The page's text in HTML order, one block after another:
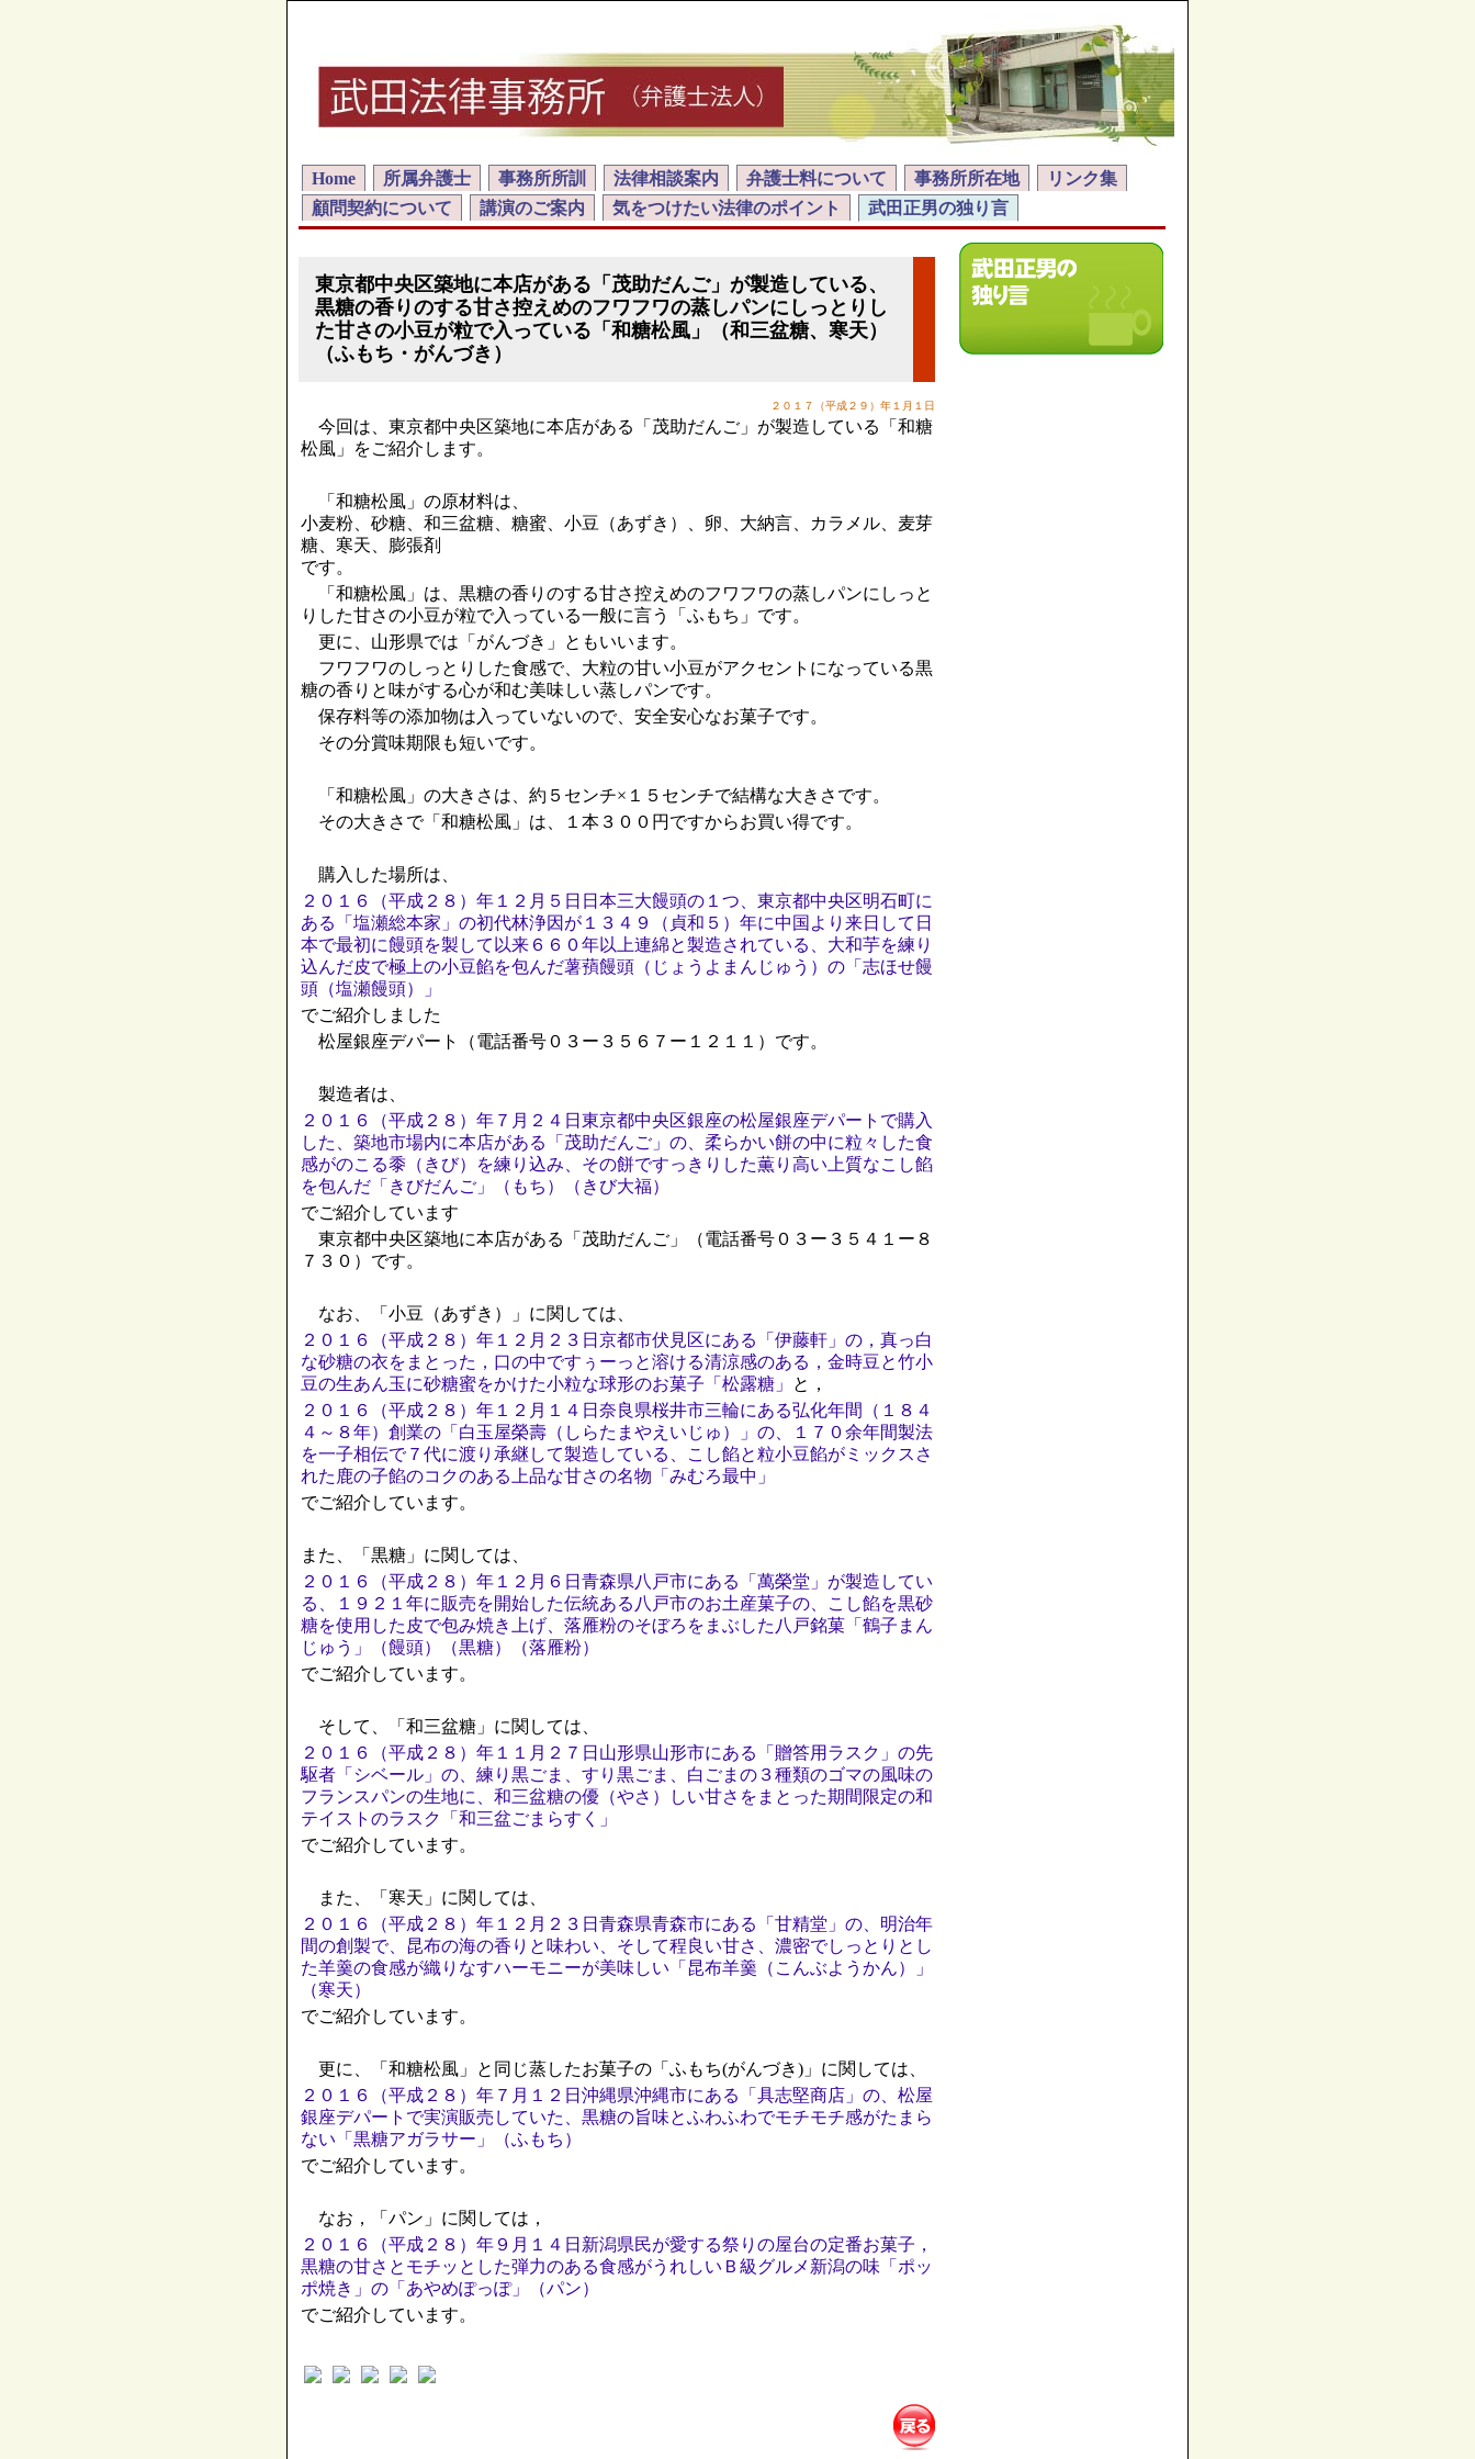
Home 所属弁護士 事務所所訓 法律相談案内 弁護士料について 事務所所在地
リンク集
顧問契約について
講演のご案内 気をつけたい法律のポイント 武田正男の独り言
東京都中央区築地に本店がある「茂助だんご」が製造している、
黒糖の香りのする甘さ控えめのフワフワの蒸しパンにしっとりし
た甘さの小豆が粒で入っている「和糖松風」（和三盆糖、寒天）
（ふもち・がんづき）
２０１７（平成２９）年１月１日
今回は、東京都中央区築地に本店がある「茂助だんご」が製造している「和糖
松風」をご紹介します。
「和糖松風」の原材料は、
小麦粉、砂糖、和三盆糖、糖蜜、小豆（あずき）、卵、大納言、カラメル、麦芽
糖、寒天、膨張剤
です。
「和糖松風」は、黒糖の香りのする甘さ控えめのフワフワの蒸しパンにしっと
りした甘さの小豆が粒で入っている一般に言う「ふもち」です。
更に、山形県では「がんづき」ともいいます。
フワフワのしっとりした食感で、大粒の甘い小豆がアクセントになっている黒
糖の香りと味がする心が和む美味しい蒸しパンです。
保存料等の添加物は入っていないので、安全安心なお菓子です。
その分賞味期限も短いです。
「和糖松風」の大きさは、約５センチ×１５センチで結構な大きさです。
その大きさで「和糖松風」は、１本３００円ですからお買い得です。
購入した場所は、
２０１６（平成２８）年１２月５日日本三大饅頭の１つ、東京都中央区明石町に
ある「塩瀬総本家」の初代林浄因が１３４９（貞和５）年に中国より来日して日
本で最初に饅頭を製して以来６６０年以上連綿と製造されている、大和芋を練り
込んだ皮で極上の小豆餡を包んだ薯蕷饅頭（じょうよまんじゅう）の「志ほせ饅
頭（塩瀬饅頭）」
でご紹介しました
松屋銀座デパート（電話番号０３ー３５６７ー１２１１）です。
製造者は、
２０１６（平成２８）年７月２４日東京都中央区銀座の松屋銀座デパートで購入
した、築地市場内に本店がある「茂助だんご」の、柔らかい餅の中に粒々した食
感がのこる黍（きび）を練り込み、その餅ですっきりした薫り高い上質なこし餡
を包んだ「きびだんご」（もち）（きび大福）
でご紹介しています
東京都中央区築地に本店がある「茂助だんご」（電話番号０３ー３５４１ー８
７３０）です。
なお、「小豆（あずき）」に関しては、
２０１６（平成２８）年１２月２３日京都市伏見区にある「伊藤軒」の，真っ白
な砂糖の衣をまとった，口の中ですぅーっと溶ける清涼感のある，金時豆と竹小
豆の生あん玉に砂糖蜜をかけた小粒な球形のお菓子「松露糖」
と，
２０１６（平成２８）年１２月１４日奈良県桜井市三輪にある弘化年間（１８４
４～８年）創業の「白玉屋榮壽（しらたまやえいじゅ）」の、１７０余年間製法
を一子相伝で７代に渡り承継して製造している、こし餡と粒小豆餡がミックスさ
れた鹿の子餡のコクのある上品な甘さの名物「みむろ最中」
でご紹介しています。
また、「黒糖」に関しては、
２０１６（平成２８）年１２月６日青森県八戸市にある「萬榮堂」が製造してい
る、１９２１年に販売を開始した伝統ある八戸市のお土産菓子の、こし餡を黒砂
糖を使用した皮で包み焼き上げ、落雁粉のそぼろをまぶした八戸銘菓「鶴子まん
じゅう」（饅頭）（黒糖）（落雁粉）
でご紹介しています。
そして、「和三盆糖」に関しては、
２０１６（平成２８）年１１月２７日山形県山形市にある「贈答用ラスク」の先
駆者「シベール」の、練り黒ごま、すり黒ごま、白ごまの３種類のゴマの風味の
フランスパンの生地に、和三盆糖の優（やさ）しい甘さをまとった期間限定の和
テイストのラスク「和三盆ごまらすく」
でご紹介しています。
また、「寒天」に関しては、
２０１６（平成２８）年１２月２３日青森県青森市にある「甘精堂」の、明治年
間の創製で、昆布の海の香りと味わい、そして程良い甘さ、濃密でしっとりとし
た羊羹の食感が織りなすハーモニーが美味しい「昆布羊羹（こんぶようかん）」
（寒天）
でご紹介しています。
更に、「和糖松風」と同じ蒸したお菓子の「ふもち(がんづき)」に関しては、
２０１６（平成２８）年７月１２日沖縄県沖縄市にある「具志堅商店」の、松屋
銀座デパートで実演販売していた、黒糖の旨味とふわふわでモチモチ感がたまら
ない「黒糖アガラサー」（ふもち）
でご紹介しています。
なお，「パン」に関しては，
２０１６（平成２８）年９月１４日新潟県民が愛する祭りの屋台の定番お菓子，
黒糖の甘さとモチッとした弾力のある食感がうれしいＢ級グルメ新潟の味「ポッ
ポ焼き」の「あやめぽっぽ」（パン）
でご紹介しています。